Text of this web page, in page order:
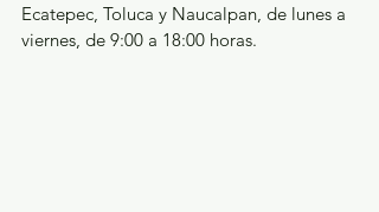
Ecatepec, Toluca y Naucalpan, de lunes a
viernes, de 9:00 a 18:00 horas.